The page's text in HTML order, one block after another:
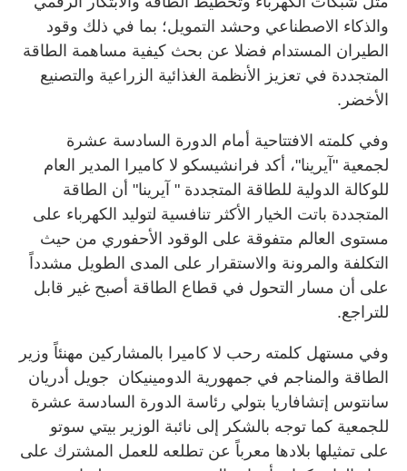
والذكاء الاصطناعي وحشد التمويل؛ بما في ذلك وقود
الطيران المستدام فضلا عن بحث كيفية مساهمة الطاقة
المتجددة في تعزيز الأنظمة الغذائية الزراعية والتصنيع
الأخضر.
وفي كلمته الافتتاحية أمام الدورة السادسة عشرة
لجمعية "آيرينا"، أكد فرانشيسكو لا كاميرا المدير العام
للوكالة الدولية للطاقة المتجددة " آيرينا" أن الطاقة
المتجددة باتت الخيار الأكثر تنافسية لتوليد الكهرباء على
مستوى العالم متفوقة على الوقود الأحفوري من حيث
التكلفة والمرونة والاستقرار على المدى الطويل مشدداً
على أن مسار التحول في قطاع الطاقة أصبح غير قابل
للتراجع.
وفي مستهل كلمته رحب لا كاميرا بالمشاركين مهنئاً وزير
الطاقة والمناجم في جمهورية الدومينيكان جويل أدريان
سانتوس إتشافاريا بتولي رئاسة الدورة السادسة عشرة
للجمعية كما توجه بالشكر إلى نائبة الوزير بيتي سوتو
على تمثيلها بلادها معرباً عن تطلعه للعمل المشترك على